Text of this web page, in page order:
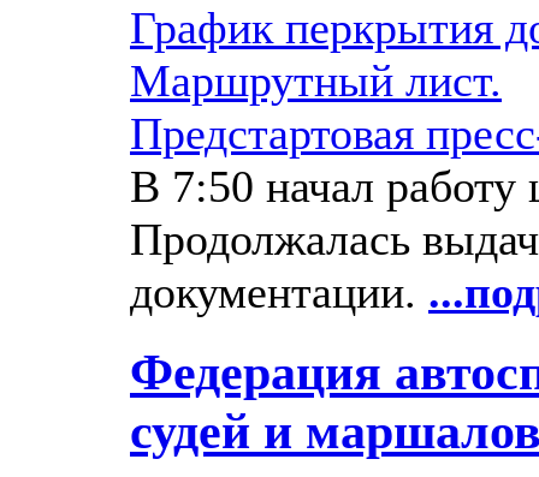
График перкрытия
Маршрутный лист.
Предстартовая
В 7:50 начал работу
Продолжалась
документации.
Федерация
судей и